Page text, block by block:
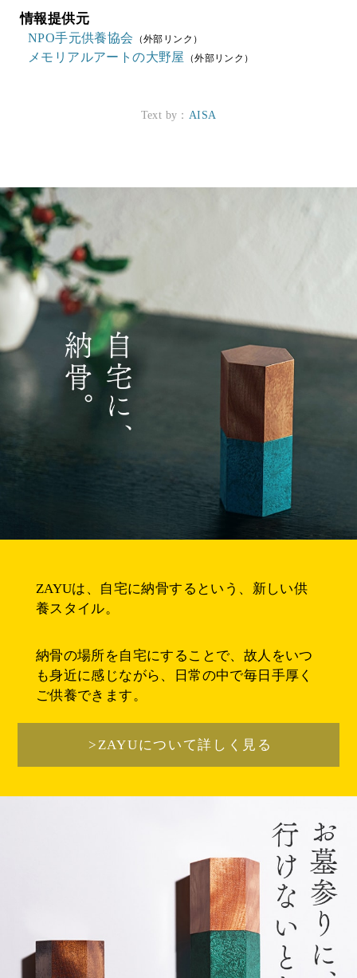
情報提供元
NPO手元供養協会 （外部リンク）
メモリアルアートの大野屋 （外部リンク）
Text by： AISA
ZAYUは、自宅に納骨するという、新しい供
養スタイル。
納骨の場所を自宅にすることで、故人をいつ
も身近に感じながら、日常の中で毎日手厚く
ご供養できます。
>ZAYUについて詳しく見る